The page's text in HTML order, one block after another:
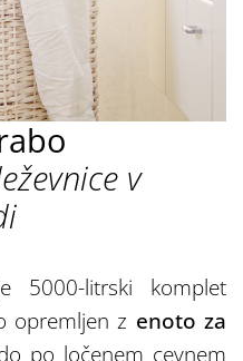
v
5000-litrski komplet
opremljen z enoto za
po ločenem cevnem